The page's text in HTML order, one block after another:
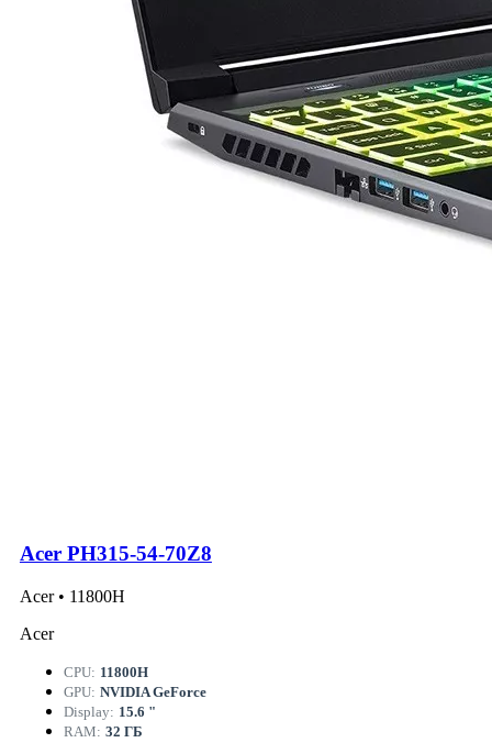
Acer PH315-54-70Z8
Acer • 11800H
Acer
CPU: 11800H
GPU: NVIDIA GeForce
Display: 15.6 "
RAM: 32 ГБ